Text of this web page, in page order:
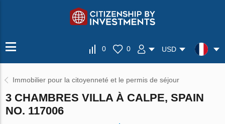
0 0 USD
Immobilier pour la citoyenneté et le permis de séjour
3 CHAMBRES VILLA À CALPE, SPAIN
NO. 117006